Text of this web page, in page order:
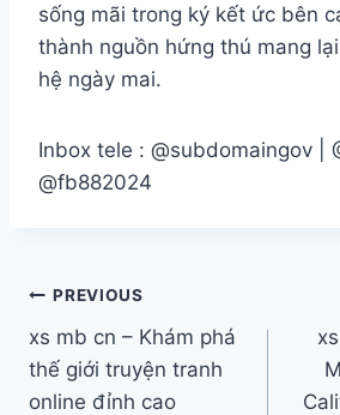
sống mãi trong ký kết ức bên
thành nguồn hứng thú mang
hệ ngày mai.
Inbox tele : @subdomaingov |
@fb882024
PREVIOUS
xs mb cn – Khám phá
thế giới truyện tranh
online đỉnh cao